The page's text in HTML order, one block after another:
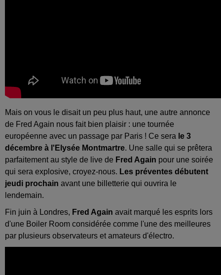
Mais on vous le disait un peu plus haut, une autre annonce
de Fred Again nous fait bien plaisir : une tournée
européenne avec un passage par Paris ! Ce sera le 3
décembre à l'Elysée Montmartre. Une salle qui se prêtera
parfaitement au style de live de Fred Again pour une soirée
qui sera explosive, croyez-nous. Les préventes débutent
jeudi prochain avant une billetterie qui ouvrira le
lendemain.
Fin juin à Londres, Fred Again avait marqué les esprits lors
d'une Boiler Room considérée comme l'une des meilleures
par plusieurs observateurs et amateurs d'électro.